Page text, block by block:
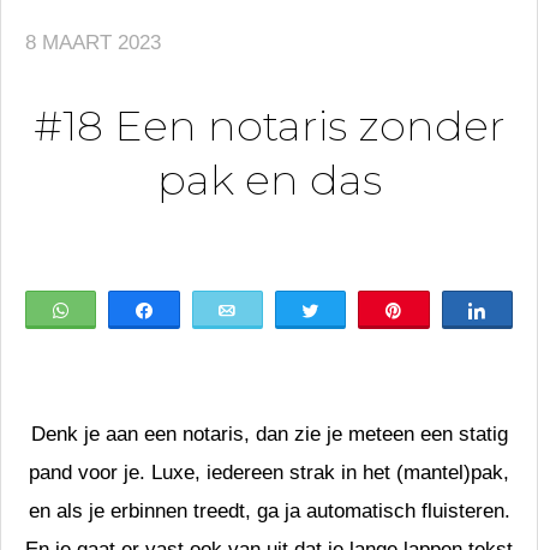
8 MAART 2023
#18 Een notaris zonder
pak en das
WhatsApp
Denk je aan een notaris, dan zie je meteen een statig
pand voor je. Luxe, iedereen strak in het (mantel)pak,
en als je erbinnen treedt, ga ja automatisch fluisteren.